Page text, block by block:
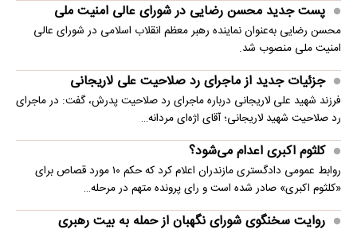
پست جدید محسن رضایی در شورای عالی امنیت ملی
محسن رضایی به‌عنوان نماینده رهبر معظم انقلاب اسلامی در شورای عالی
امنیت ملی منصوب شد.
جزئیات جدید از ماجرای رد صلاحیت علی لاریجانی
فرزند شهید علی لاریجانی درباره ماجرای رد صلاحیت پدرش، گفت: در ماجرای
رد صلاحیت شهید لاریجانی؛ آقای اژه‌ای مردانه…
کلثوم اکبری اعدام می‌شود؟
روابط عمومی دادگستری مازندران اعلام کرد که حکم ۱۰ مورد قصاص برای
«کلثوم اکبری» صادر شده است و رای پرونده متهم در مرحله…
روایت سخنگوی شورای نگهبان از حمله به بیت رهبری